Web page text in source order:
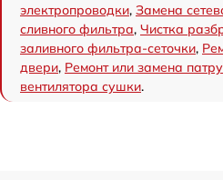
электропроводки, Замена
сливного фильтра, Чистка
заливного фильтра-сеточки,
двери, Ремонт или замена
вентилятора сушки.